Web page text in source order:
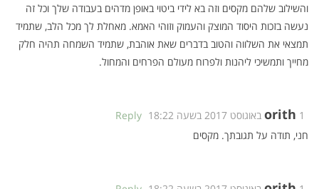
והשילוב שלהם מקסים וזה בא לידי ביטוי באופן מדהים בעבודה שלך וכל זה
נעשה בזכות היסוד המוצק והעמוק וזוהי האמא. מאחלת לך מכל הלב, שתמיד
תמצאי את השלווה והטוב בדברים שאת אוהבת, שתמיד השמחה תהיה חלק
מחייך ותמשיכי ליהנות ולפרוח מעולם הפרחים והמחול.
orith 1 באוגוסט 2017 בשעה 18:22
Reply
חני, תודה על תגובתך. מקסים